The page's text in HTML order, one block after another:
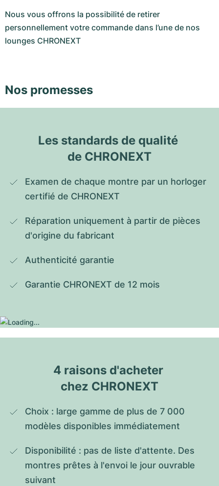
Nous vous offrons la possibilité de retirer
personnellement votre commande dans l’une de nos
lounges CHRONEXT
Nos promesses
Les standards de qualité
de CHRONEXT
Examen de chaque montre par un horloger
certifié de CHRONEXT
Réparation uniquement à partir de pièces
d'origine du fabricant
Authenticité garantie
Garantie CHRONEXT de 12 mois
4 raisons d'acheter
chez CHRONEXT
Choix : large gamme de plus de 7 000
modèles disponibles immédiatement
Disponibilité : pas de liste d'attente. Des
montres prêtes à l'envoi le jour ouvrable
suivant